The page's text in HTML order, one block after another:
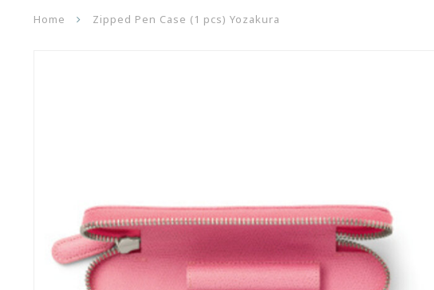
Home Zipped Pen Case (1 pcs) Yozakura